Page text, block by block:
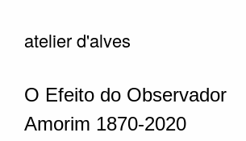
atelier d'alves
O Efeito do Observador
Amorim 1870-2020